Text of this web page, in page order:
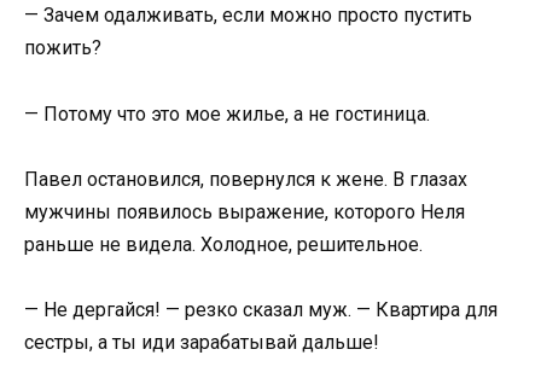
— Зачем одалживать, если можно просто пустить
пожить?
— Потому что это мое жилье, а не гостиница.
Павел остановился, повернулся к жене. В глазах
мужчины появилось выражение, которого Неля
раньше не видела. Холодное, решительное.
— Не дергайся! — резко сказал муж. — Квартира для
сестры, а ты иди зарабатывай дальше!